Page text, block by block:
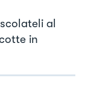
al
in